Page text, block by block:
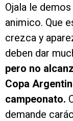
Ojala le
animico. Que
crezca y
deben dar
pero no
Copa
campeonato.
demande